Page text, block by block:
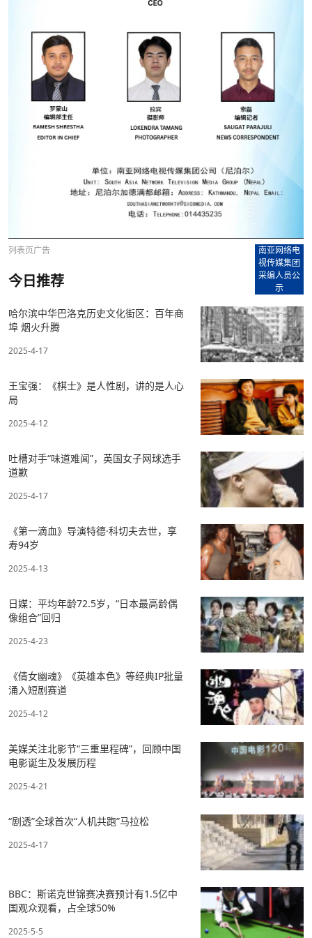
列表页广告
南亚网络电
视传媒集团
采编人员公
示
今日推荐
哈尔滨中华巴洛克历史文化街区：百年商
埠 烟火升腾
2025-4-17
王宝强：《棋士》是人性剧，讲的是人心
局
2025-4-12
吐槽对手“味道难闻”，英国女子网球选手
道歉
2025-4-17
《第一滴血》导演特德·科切夫去世，享
寿94岁
2025-4-13
日媒：平均年龄72.5岁，“日本最高龄偶
像组合”回归
2025-4-23
《倩女幽魂》《英雄本色》等经典IP批量
涌入短剧赛道
2025-4-12
美媒关注北影节“三重里程碑”，回顾中国
电影诞生及发展历程
2025-4-21
“剧透”全球首次“人机共跑”马拉松
2025-4-17
BBC：斯诺克世锦赛决赛预计有1.5亿中
国观众观看，占全球50%
2025-5-5